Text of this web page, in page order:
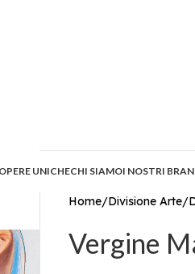
UNICHECHI SIAMOI NOSTRI
Home Divisione Arte
Vergine